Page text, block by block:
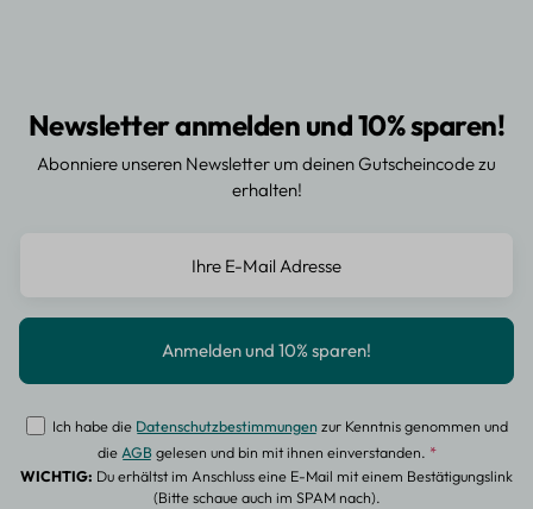
Newsletter anmelden und 10% sparen!
Abonniere unseren Newsletter um deinen Gutscheincode zu
erhalten!
Ich habe die Datenschutzbestimmungenzur Kenntnis genommen und
dieAGBgelesen und bin mit ihnen einverstanden. *
WICHTIG: Du erhältst im Anschluss eine E-Mail mit einem Bestätigungslink
(Bitte schaue auch im SPAM nach).